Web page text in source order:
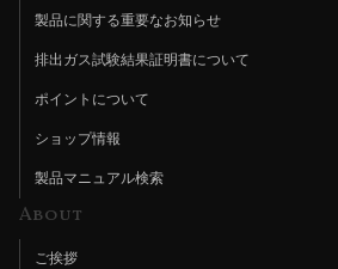
製品に関する重要なお知らせ
排出ガス試験結果証明書について
ポイントについて
ショップ情報
製品マニュアル検索
About
ご挨拶